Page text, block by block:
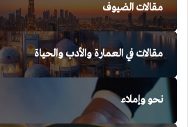
مقالات الضيوف
مقالات في العمارة والأدب والحياة
نحو وإملاء